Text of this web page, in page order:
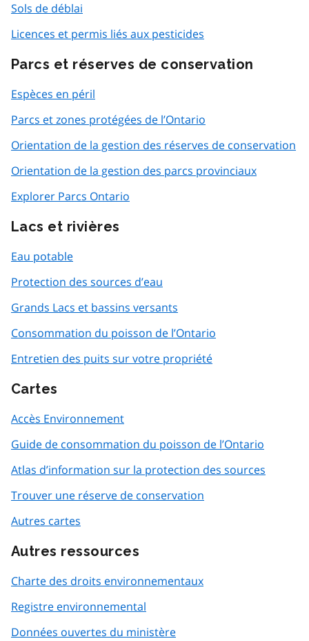
Sols de déblai
Licences et permis liés aux pesticides
Parcs et réserves de conservation
Espèces en péril
Parcs et zones protégées de l’Ontario
Orientation de la gestion des réserves de conservation
Orientation de la gestion des parcs provinciaux
Explorer Parcs Ontario
Lacs et rivières
Eau potable
Protection des sources d’eau
Grands Lacs et bassins versants
Consommation du poisson de l’Ontario
Entretien des puits sur votre propriété
Cartes
Accès Environnement
Guide de consommation du poisson de l’Ontario
Atlas d’information sur la protection des sources
Trouver une réserve de conservation
Autres cartes
Autres ressources
Charte des droits environnementaux
Registre environnemental
Données ouvertes du ministère